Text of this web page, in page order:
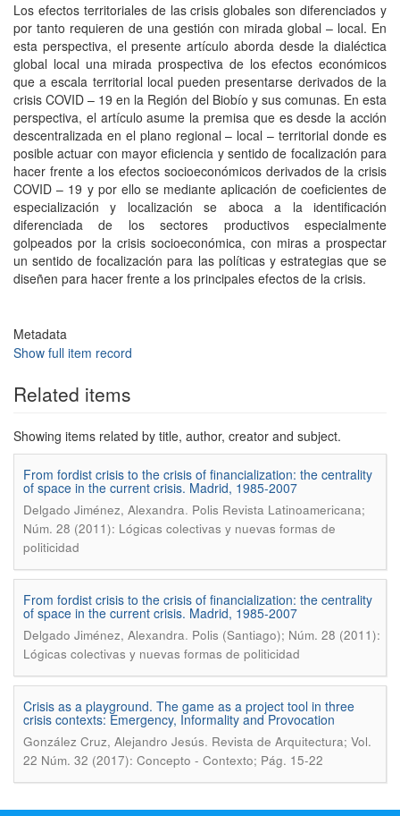
Los efectos territoriales de las crisis globales son diferenciados y
por tanto requieren de una gestión con mirada global – local. En
esta perspectiva, el presente artículo aborda desde la dialéctica
global local una mirada prospectiva de los efectos económicos
que a escala territorial local pueden presentarse derivados de la
crisis COVID – 19 en la Región del Biobío y sus comunas. En esta
perspectiva, el artículo asume la premisa que es desde la acción
descentralizada en el plano regional – local – territorial donde es
posible actuar con mayor eficiencia y sentido de focalización para
hacer frente a los efectos socioeconómicos derivados de la crisis
COVID – 19 y por ello se mediante aplicación de coeficientes de
especialización y localización se aboca a la identificación
diferenciada de los sectores productivos especialmente
golpeados por la crisis socioeconómica, con miras a prospectar
un sentido de focalización para las políticas y estrategias que se
diseñen para hacer frente a los principales efectos de la crisis.
Metadata
Show full item record
Related items
Showing items related by title, author, creator and subject.
From fordist crisis to the crisis of financialization: the centrality
of space in the current crisis. Madrid, 1985-2007
Delgado Jiménez, Alexandra. Polis Revista Latinoamericana;
Núm. 28 (2011): Lógicas colectivas y nuevas formas de
politicidad
From fordist crisis to the crisis of financialization: the centrality
of space in the current crisis. Madrid, 1985-2007
Delgado Jiménez, Alexandra. Polis (Santiago); Núm. 28 (2011):
Lógicas colectivas y nuevas formas de politicidad
Crisis as a playground. The game as a project tool in three
crisis contexts: Emergency, Informality and Provocation
González Cruz, Alejandro Jesús. Revista de Arquitectura; Vol.
22 Núm. 32 (2017): Concepto - Contexto; Pág. 15-22